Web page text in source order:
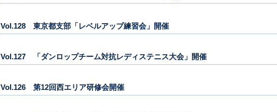
Vol.128 東京都支部「レベルアップ練習会」開催
Vol.127 「ダンロップチーム対抗レディステニス大会」開催
Vol.126 第12回西エリア研修会開催